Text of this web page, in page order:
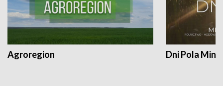
Agroregion Dni Pola